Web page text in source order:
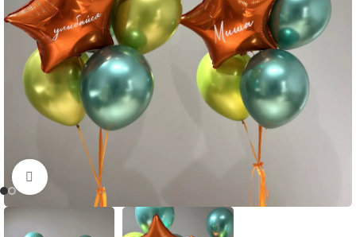
Нажмите, чтобы увеличить